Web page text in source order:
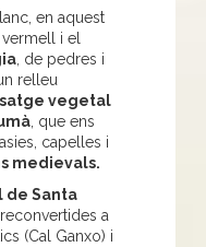
en aquest
i el
, de pedres i
relleu
vegetal
, que ens
capelles i
medievals.
de Santa
a
(Cal Ganxo) i